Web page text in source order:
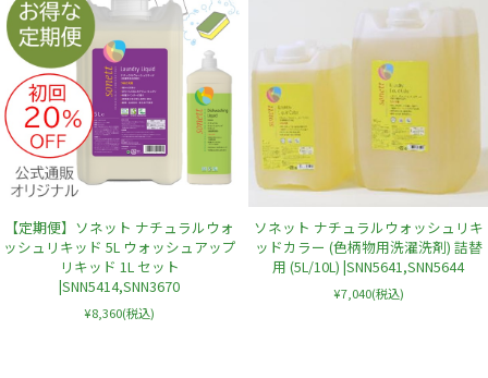
【定期便】ソネット ナチュラルウォ
ッシュリキッド 5L ウォッシュアップ
リキッド 1L セット
|SNN5414,SNN3670
¥8,360(税込)
ソネット ナチュラルウォッシュリキ
ッドカラー (色柄物用洗濯洗剤) 詰替
用 (5L/10L) |SNN5641,SNN5644
¥7,040(税込)